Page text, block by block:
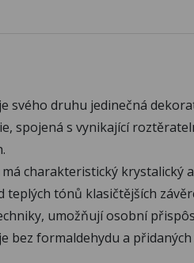
je svého druhu jedinečná
spojená s vynikající
charakteristický krystalický
teplých tónů klasičtějších
umožňují osobní
je bez formaldehydu a